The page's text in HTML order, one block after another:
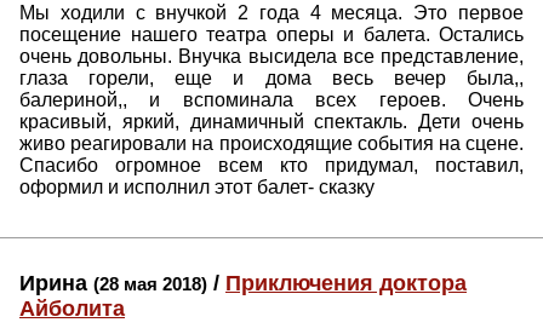
Мы ходили с внучкой 2 года 4 месяца. Это первое
посещение нашего театра оперы и балета. Остались
очень довольны. Внучка высидела все представление,
глаза горели, еще и дома весь вечер была,,
балериной,, и вспоминала всех героев. Очень
красивый, яркий, динамичный спектакль. Дети очень
живо реагировали на происходящие события на сцене.
Спасибо огромное всем кто придумал, поставил,
оформил и исполнил этот балет- сказку
Ирина (28 мая 2018) / Приключения доктора
Айболита